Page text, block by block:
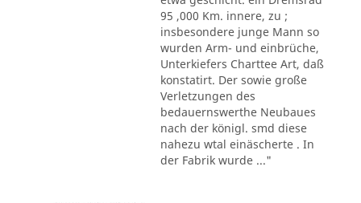
95 ,000 Km. innere, zu ;
insbesondere junge Mann so
wurden Arm- und einbrüche,
Unterkiefers Charttee Art, daß
konstatirt. Der sowie große
Verletzungen des
bedauernswerthe Neubaues
nach der königl. smd diese
nahezu wtal einäscherte . In
der Fabrik wurde ..."